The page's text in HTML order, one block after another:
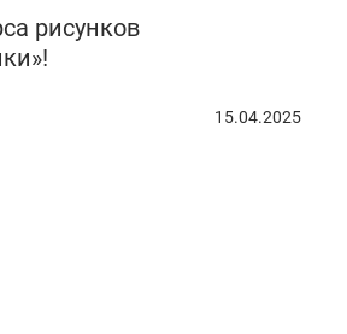
рисунков
15.04.2025